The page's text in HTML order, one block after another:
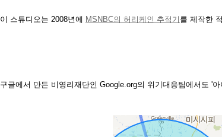
이 스튜디오는 2008년에 MSNBC의 허리케인 추적기 를 제작한
구글에서 만든 비영리재단인 Google.org의 위기대응팀에서도 '